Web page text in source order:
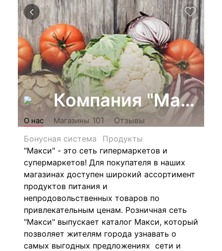
Компания
О нас Магазины 101
Отзывы
Бонусная система
Продукты
"Макси" - это сеть гипермаркетов и
супермаркетов! Для покупателя в наших
магазинах доступен широкий ассортимент
продуктов питания и
непродовольственных товаров по
привлекательным ценам. Розничная сеть
"Макси" выпускает каталог Макси, который
позволяет жителям города узнавать о
самых выгодных предложениях сети и